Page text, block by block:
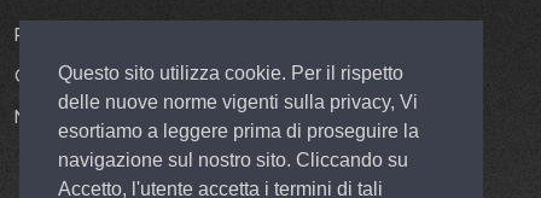
Questo sito utilizza cookie. Per il rispetto
delle nuove norme vigenti sulla privacy, Vi
esortiamo a leggere prima di proseguire la
navigazione sul nostro sito. Cliccando su
Accetto, l'utente accetta i termini di tali
P.IVA : 02937190599
Cap. Soc. : 10.000 EURO I.V.
N° REA : LT 211251